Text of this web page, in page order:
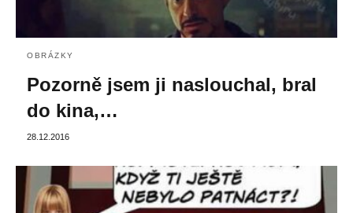
OBRÁZKY
Pozorně jsem ji naslouchal, bral
do kina,…
28.12.2016